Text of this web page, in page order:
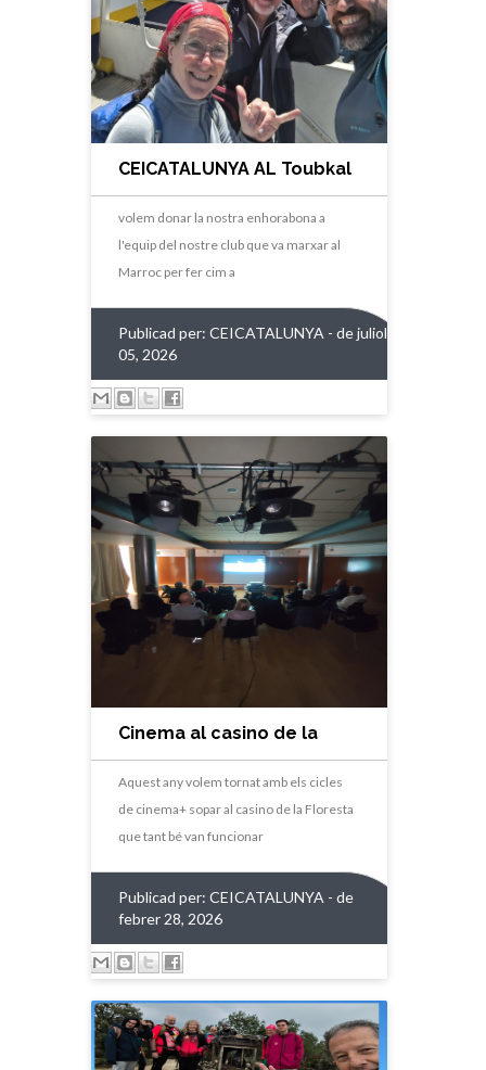
CEICATALUNYA AL Toubkal
volem donar la nostra enhorabona a
l'equip del nostre club que va marxar al
Marroc per fer cim a
Publicad per: CEICATALUNYA - de juliol
05, 2026
Cinema al casino de la
Floresta
Aquest any volem tornat amb els cicles
de cinema+ sopar al casino de la Floresta
que tant bé van funcionar
Publicad per: CEICATALUNYA - de
febrer 28, 2026